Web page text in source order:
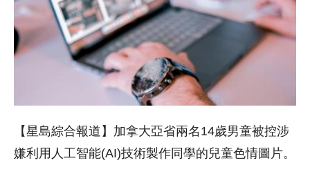
【星島綜合報道】加拿大亞省兩名14歲男童被控涉
嫌利用人工智能(AI)技術製作同學的兒童色情圖片。